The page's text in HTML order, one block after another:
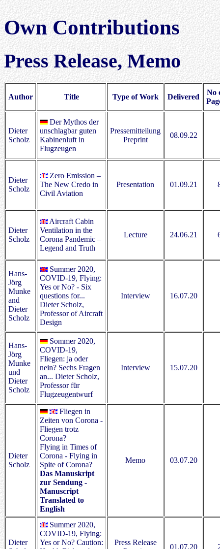
Own Contributions
Press Release, Memo
Author Title Type of Work Delivered
No
Dieter
Scholz
Der Mythos der
unschlagbar guten
Kabinenluft in
Flugzeugen
Pressemitteilung
Preprint
08.09.22
Dieter
Scholz
Zero Emission –
The New Credo in
Civil Aviation
Presentation 01.09.21
Dieter
Scholz
Aircraft Cabin
Ventilation in the
Corona Pandemic –
Legend and Truth
Lecture 24.06.21
Hans-
Jörg
Munke
and
Dieter
Scholz
Summer 2020,
COVID-19, Flying:
Yes or No? - Six
questions for...
Dieter Scholz,
Professor of Aircraft
Design
Interview 16.07.20
Hans-
Jörg
Munke
und
Dieter
Scholz
Sommer 2020,
COVID-19,
Fliegen: ja oder
nein? Sechs Fragen
an... Dieter Scholz,
Professor für
Flugzeugentwurf
Interview 15.07.20
Dieter
Scholz
Fliegen in
Zeiten von Corona -
Fliegen trotz
Corona?
Flying in Times of
Corona - Flying in
Spite of Corona?
Das Manuskript
zur Sendung -
Manuscript
Translated to
English
Memo 03.07.20
Dieter
Summer 2020,
COVID-19, Flying:
Yes or No? Caution:
Press Release
01.07.20